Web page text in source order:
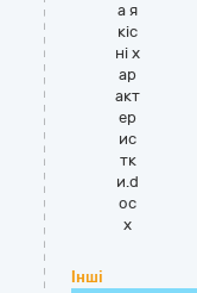
а я
кіс
ні х
ар
акт
ер
ис
тк
и.d
oc
x
Інші